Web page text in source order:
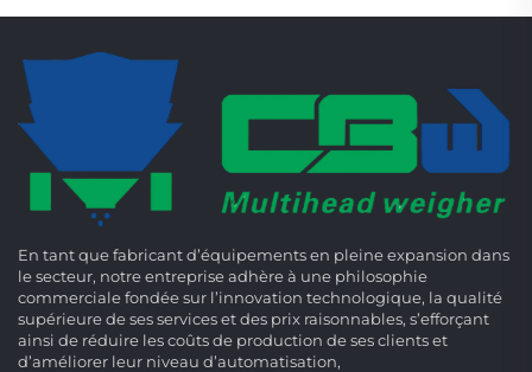
En tant que fabricant d’équipements en pleine expansion dans
le secteur, notre entreprise adhère à une philosophie
commerciale fondée sur l’innovation technologique, la qualité
supérieure de ses services et des prix raisonnables, s’efforçant
ainsi de réduire les coûts de production de ses clients et
d’améliorer leur niveau d’automatisation,